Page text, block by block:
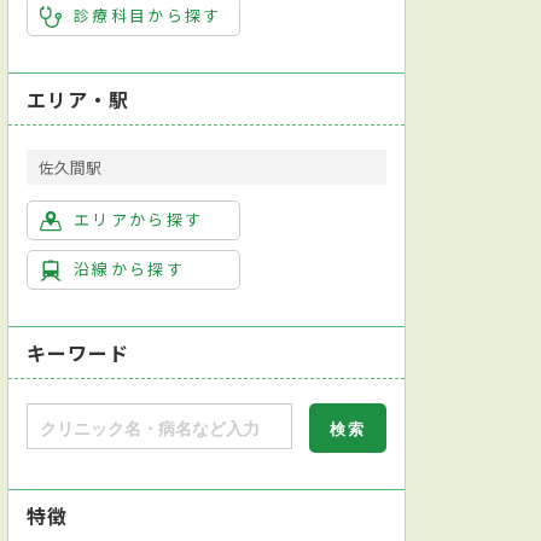
診療科目から探す
エリア・駅
佐久間駅
エリアから探す
沿線から探す
キーワード
特徴